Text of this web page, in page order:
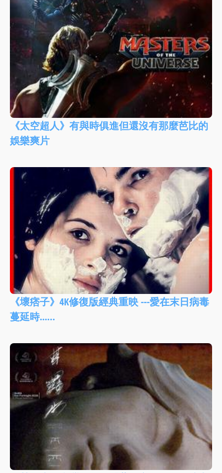
《太空超人》有與時俱進但還沒有那麼芭比的
娛樂爽片
《壞痞子》4K修復版經典重映 ---愛在末日病毒
蔓延時...…